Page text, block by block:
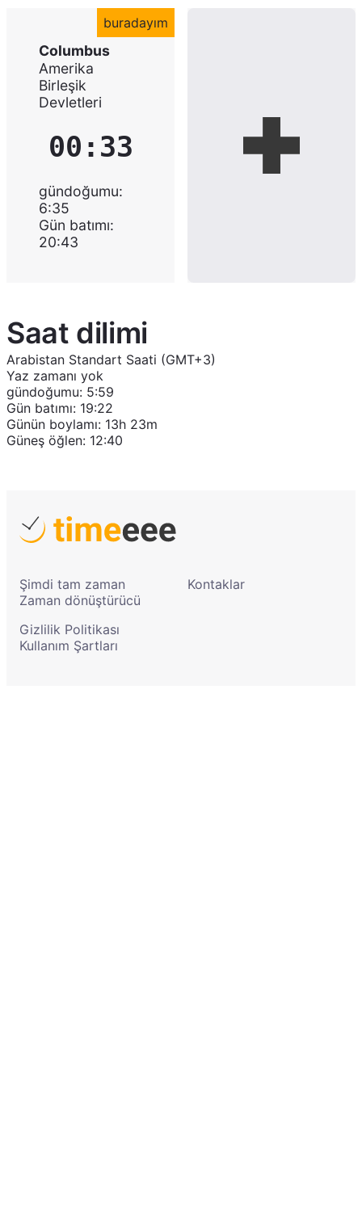
buradayım
Columbus
Amerika
Birleşik
Devletleri
00:34
gündoğumu:
6:35
Gün batımı:
20:43
Saat dilimi
Arabistan Standart Saati (GMT+3)
Yaz zamanı yok
gündoğumu: 5:59
Gün batımı: 19:22
Günün boylamı: 13h 23m
Güneş öğlen: 12:40
Şimdi tam zaman
Zaman dönüştürücü
Kontaklar
Gizlilik Politikası
Kullanım Şartları